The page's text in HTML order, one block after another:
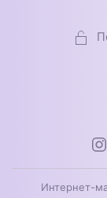
Интернет-